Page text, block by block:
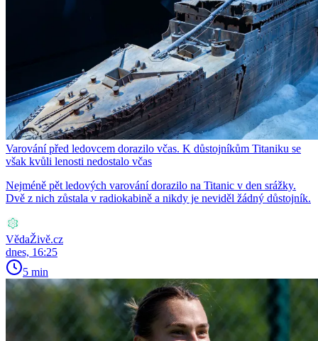
Varování před ledovcem dorazilo včas. K důstojníkům Titaniku se
však kvůli lenosti nedostalo včas
Nejméně pět ledových varování dorazilo na Titanic v den srážky.
Dvě z nich zůstala v radiokabině a nikdy je neviděl žádný důstojník.
VědaŽivě.cz
dnes, 16:25
5 min